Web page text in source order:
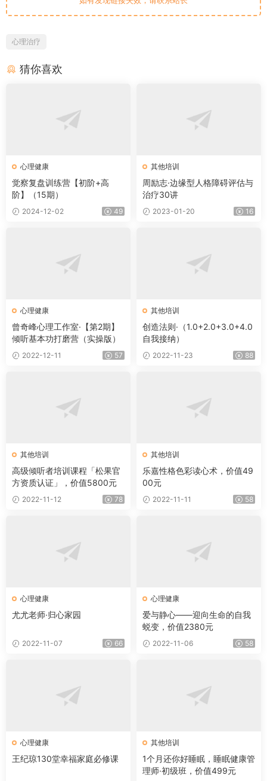
心理治疗
猜你喜欢
心理健康
觉察复盘训练营【初阶+高
阶】（15期）
2024-12-02 49
其他培训
周励志·边缘型人格障碍评估与
治疗30讲
2023-01-20 16
心理健康
曾奇峰心理工作室·【第2期】
倾听基本功打磨营（实操版）
2022-12-11 57
其他培训
创造法则·（1.0+2.0+3.0+4.0
自我接纳）
2022-11-23 88
其他培训
高级倾听者培训课程「松果官
方资质认证」，价值5800元
2022-11-12 78
其他培训
乐嘉性格色彩读心术，价值49
00元
2022-11-11 58
心理健康
尤尤老师·归心家园
2022-11-07 66
心理健康
爱与静心——迎向生命的自我
蜕变，价值2380元
2022-11-06 58
心理健康
王纪琼130堂幸福家庭必修课
其他培训
1个月还你好睡眠，睡眠健康管
理师·初级班，价值499元